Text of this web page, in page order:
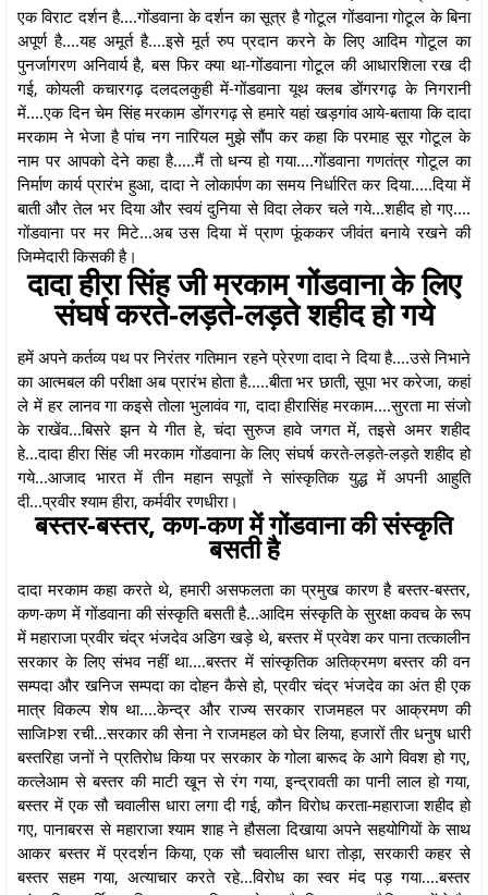
एक विराट दर्शन है....गोंडवाना के दर्शन का सूत्र है गोटूल गोंडवाना गोटूल के बिना
अपूर्ण है....यह अमूर्त है....इसे मूर्त रुप प्रदान करने के लिए आदिम गोटूल का
पुनर्जागरण अनिवार्य है, बस फिर क्या था-गोंडवाना गोटूल की आधारशिला रख दी
गई, कोयली कचारगढ़ दलदलकुही में-गोंडवाना यूथ क्लब डोंगरगढ़ के निगरानी
में....एक दिन चेम सिंह मरकाम डोंगरगढ़ से हमारे यहां खड़गांव आये-बताया कि दादा
मरकाम ने भेजा है पांच नग नारियल मुझे सौंप कर कहा कि परमाह सूर गोटूल के
नाम पर आपको देने कहा है.....मैं तो धन्य हो गया....गोंडवाना गणतंत्र गोटूल का
निर्माण कार्य प्रारंभ हुआ, दादा ने लोकार्पण का समय निर्धारित कर दिया.....दिया में
बाती और तेल भर दिया और स्वयं दुनिया से विदा लेकर चले गये...शहीद हो गए....
गोंडवाना पर मर मिटे...अब उस दिया में प्राण फूंककर जीवंत बनाये रखने की
जिम्मेदारी किसकी है।
दादा हीरा सिंह जी मरकाम गोंडवाना के लिए
संघर्ष करते-लड़ते-लड़ते शहीद हो गये
हमें अपने कर्तव्य पथ पर निरंतर गतिमान रहने प्रेरणा दादा ने दिया है....उसे निभाने
का आत्मबल की परीक्षा अब प्रारंभ होता है.....बीता भर छाती, सूपा भर करेजा, कहां
ले में हर लानव गा कइसे तोला भुलावंव गा, दादा हीरासिंह मरकाम....सुरता मा संजो
के राखेंव...बिसरे झन ये गीत हे, चंदा सुरुज हावे जगत में, तइसे अमर शहीद
हे...दादा हीरा सिंह जी मरकाम गोंडवाना के लिए संघर्ष करते-लड़ते-लड़ते शहीद हो
गये...आजाद भारत में तीन महान सपूतों ने सांस्कृतिक युद्ध में अपनी आहुति
दी...प्रवीर श्याम हीरा, कर्मवीर रणधीरा।
बस्तर-बस्तर, कण-कण में गोंडवाना की संस्कृति
बसती है
दादा मरकाम कहा करते थे, हमारी असफलता का प्रमुख कारण है बस्तर-बस्तर,
कण-कण में गोंडवाना की संस्कृति बसती है...आदिम संस्कृति के सुरक्षा कवच के रूप
में महाराजा प्रवीर चंद्र भंजदेव अडिग खड़े थे, बस्तर में प्रवेश कर पाना तत्कालीन
सरकार के लिए संभव नहीं था....बस्तर में सांस्कृतिक अतिक्रमण बस्तर की वन
सम्पदा और खनिज सम्पदा का दोहन कैसे हो, प्रवीर चंद्र भंजदेव का अंत ही एक
मात्र विकल्प शेष था....केन्द्र और राज्य सरकार राजमहल पर आक्रमण की
साजिÞश रची...सरकार की सेना ने राजमहल को घेर लिया, हजारों तीर धनुष धारी
बस्तरिहा जनों ने प्रतिरोध किया पर सरकार के गोला बारूद के आगे विवश हो गए,
कत्लेआम से बस्तर की माटी खून से रंग गया, इन्द्रावती का पानी लाल हो गया,
बस्तर में एक सौ चवालीस धारा लगा दी गई, कौन विरोध करता-महाराजा शहीद हो
गए, पानाबरस से महाराजा श्याम शाह ने हौसला दिखाया अपने सहयोगियों के साथ
आकर बस्तर में प्रदर्शन किया, एक सौ चवालीस धारा तोड़ा, सरकारी कहर से
बस्तर सहम गया, अत्याचार करते रहे...विरोध का स्वर मंद पड़ गया....बस्तर